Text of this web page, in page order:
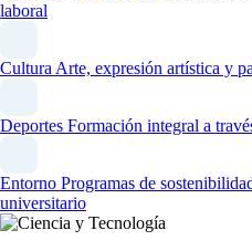
laboral
CulturaArte, expresión artística y
Deportes Formación integral a
Entorno Programas de
universitario